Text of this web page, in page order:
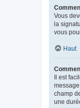
Vous
la
vous
Haut
Il est
champ
une